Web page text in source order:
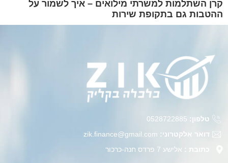
קרן השתלמות למשרתי מילואים – איך לשמור על
ההטבות גם בתקופת שירות
טלפון:
דואר אלקטרוני: zik.finance@gmail.com
כתובת : אלישע 7 פרדס חנה-כרכור